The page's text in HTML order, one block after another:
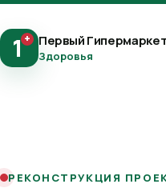
1+ Первый Гипермаркет
Здоровья
РЕКОНСТРУКЦИЯ